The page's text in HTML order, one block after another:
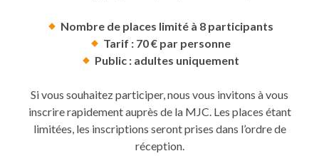
Nombre de places limité à 8 participants
Tarif : 70 € par personne
Public : adultes uniquement
Si vous souhaitez participer, nous vous invitons à vous
inscrire rapidement auprès de la MJC. Les places étant
limitées, les inscriptions seront prises dans l’ordre de
réception.